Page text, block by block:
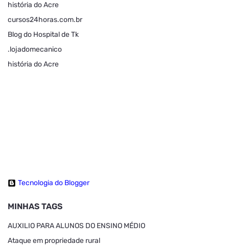
história do Acre
cursos24horas.com.br
Blog do Hospital de Tk
.lojadomecanico
história do Acre
Tecnologia do Blogger
MINHAS TAGS
AUXILIO PARA ALUNOS DO ENSINO MÉDIO
Ataque em propriedade rural